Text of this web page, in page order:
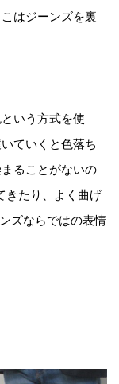
はジーンズを裏
いう方式を使
ていくと色落ち
ることがないの
きたり、よく曲げ
ズならではの表情